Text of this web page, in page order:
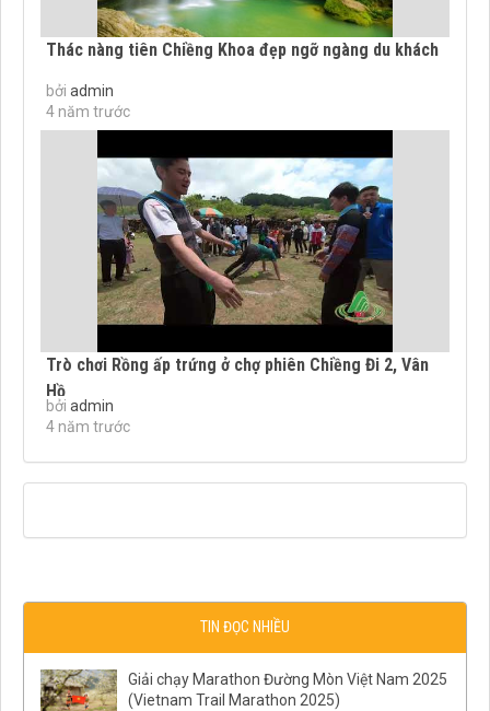
Thác nàng tiên Chiềng Khoa đẹp ngỡ ngàng du khách
bởi admin
4 năm trước
Trò chơi Rồng ấp trứng ở chợ phiên Chiềng Đi 2, Vân
Hồ
bởi admin
4 năm trước
TIN ĐỌC NHIỀU
Giải chạy Marathon Đường Mòn Việt Nam 2025
(Vietnam Trail Marathon 2025)